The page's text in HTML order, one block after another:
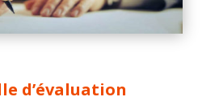
d’évaluation